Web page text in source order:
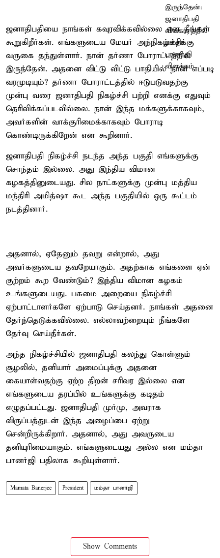
ஜனாதிபதியை நாங்கள் கவுரவிக்கவில்லை என நீங்கள்
கூறுகிறீர்கள். எங்களுடைய மேயர் அந்நிகழ்ச்சிக்கு
வருகை தந்துள்ளார். நான் தர்ணா போராட்டத்தில்
இருந்தேன். அதனை விட்டு விட்டு பாதியில் நான் எப்படி
வரமுடியும்? தர்ணா போராட்டத்தில் ஈடுபடுவதற்கு
முன்பு வரை ஜனாதிபதி நிகழ்ச்சி பற்றி எனக்கு எதுவும்
தெரிவிக்கப்படவில்லை. நான் இந்த மக்களுக்காகவும்,
அவர்களின் வாக்குரிமைக்காகவும் போராடி
கொண்டிருக்கிறேன் என கூறினார்.
ஜனாதிபதி நிகழ்ச்சி நடந்த அந்த பகுதி எங்களுக்கு
சொந்தம் இல்லை. அது இந்திய விமான
கழகத்தினுடையது. சில நாட்களுக்கு முன்பு மத்திய
மந்திரி அமித்ஷா கூட அந்த பகுதியில் ஒரு கூட்டம்
நடத்தினார்.
அதனால், ஏதேனும் தவறு என்றால், அது
அவர்களுடைய தவறேயாகும். அதற்காக எங்களை ஏன்
குற்றம் கூற வேண்டும்? இந்திய விமான கழகம்
உங்களுடையது. பசுமை அறையை நிகழ்ச்சி
ஏற்பாட்டாளர்களே ஏற்பாடு செய்தனர். நாங்கள் அதனை
தேர்ந்தெடுக்கவில்லை. எல்லாவற்றையும் நீங்களே
தேர்வு செய்தீர்கள்.
அந்த நிகழ்ச்சியில் ஜனாதிபதி கலந்து கொள்ளும்
சூழலில், தனியார் அமைப்புக்கு அதனை
கையாள்வதற்கு ஏற்ற திறன் சரிவர இல்லை என
எங்களுடைய தரப்பில் உங்களுக்கு கடிதம்
எழுதப்பட்டது. ஜனாதிபதி முர்மு, அவராக
விருப்பத்துடன் இந்த அழைப்பை ஏற்று
சென்றிருக்கிறார். அதனால், அது அவருடைய
தனியுரிமையாகும். எங்களுடையது அல்ல என மம்தா
பானர்ஜி பதிலாக கூறியுள்ளார்.
Mamata Banerjee President மம்தா பானர்ஜி
Show Comments